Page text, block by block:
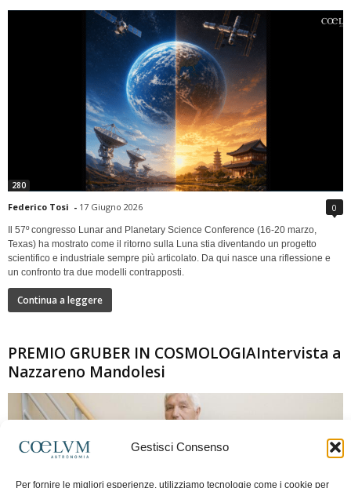
Gestisci Consenso
Per fornire le migliori esperienze, utilizziamo tecnologie come i cookie per
280
Federico Tosi - 17 Giugno 2026 0
Il 57º congresso Lunar and Planetary Science Conference (16-20 marzo,
Texas) ha mostrato come il ritorno sulla Luna stia diventando un progetto
scientifico e industriale sempre più articolato. Da qui nasce una riflessione e
un confronto tra due modelli contrapposti.
Continua a leggere
PREMIO GRUBER IN COSMOLOGIAIntervista a
Nazzareno Mandolesi